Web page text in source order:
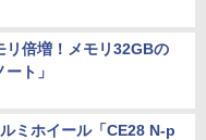
リ倍増！メモリ32GBの
ト」
ミホイール「CE28 N-p